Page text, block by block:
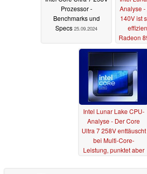
Prozessor -
Benchmarks und
Specs 25.09.2024
Analyse
140V ist
Radeon
Intel Lunar Lake CPU-
Analyse - Der Core
Ultra 7 258V enttäuscht
bei Multi-Core-
Leistung, punktet aber